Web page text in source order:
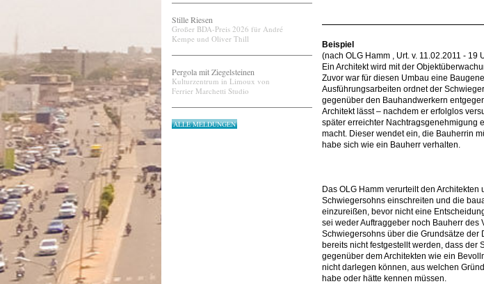
Stille Riesen
Großer BDA-Preis 2026 für André
Kempe und Oliver Thill
Pergola mit Ziegelsteinen
Kulturzentrum in Limoux von
Ferrier Marchetti Studio
ALLE MELDUNGEN
Beispiel
(nach OLG Hamm , Urt. v. 11.02.2011 -
Ein Architekt wird mit der
Zuvor war für diesen Umbau eine
Ausführungsarbeiten ordnet der
gegenüber den Bauhandwerkern
Architekt lässt – nachdem er erfolglos
später erreichter Nachtragsgenehmigung
macht. Dieser wendet ein, die Bauherrin
habe sich wie ein Bauherr verhalten.
Das OLG Hamm verurteilt den
Schwiegersohns einschreiten und die
einzureißen, bevor nicht eine
sei weder Auftraggeber noch Bauherr
Schwiegersohns über die Grundsätze der
bereits nicht festgestellt werden, dass
gegenüber dem Architekten wie ein
nicht darlegen können, aus welchen
habe oder hätte kennen müssen.